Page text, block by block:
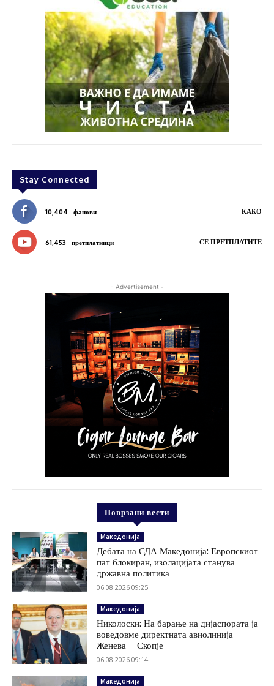
Stay Connected
10,404 фанови КАКО
61,453 претплатници СЕ ПРЕТПЛАТИТЕ
- Advertisement -
Поврзани вести
Македонија
Дебата на СДА Македонија: Европскиот
пат блокиран, изолацијата станува
државна политика
06.08.2026 09:25
Македонија
Николоски: На барање на дијаспората ја
воведовме директната авиолинија
Женева – Скопје
06.08.2026 09:14
Македонија